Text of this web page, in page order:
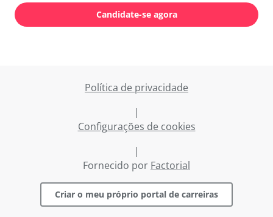
Candidate-se agora
Política de privacidade
|
Configurações de cookies
|
Fornecido por Factorial
Criar o meu próprio portal de carreiras